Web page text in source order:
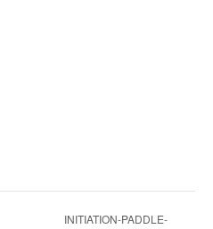
INITIATION-PADDLE-